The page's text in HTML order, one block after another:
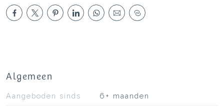
Algemeen
Aangeboden sinds 6+ maanden